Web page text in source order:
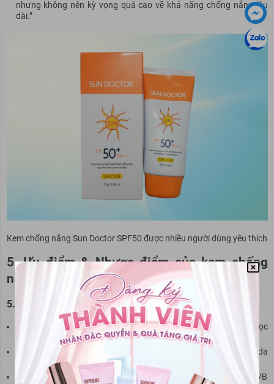
nhưng không nên kỳ vọng quá cao về khả năng chống nắng lâu
dài.”
Kem chống nắng Sun Doctor SPF50 được nhiều người dùng yêu thích
5. Ưu điểm & Nhược điểm của kem chống
nắng Sun Doctor
5.1 Ưu điểm
Giá thành rẻ : Mức giá100.000–215.000 VNĐphù hợp với học
sinh, sinh viên hoặc người có ngân sách hạn chế.
Kết cấu nhẹ
: Thẩm thấu nhanh, không bết dính, phù hợp với da
dầu và hỗn hợp thiên dầu.
Bảo vệ cơ bản: SPF50+ và PA+++ bảo vệ da khỏi tia UVA/UVB